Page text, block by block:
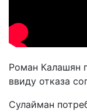
Роман Калашян
ввиду отказа
Сулайман